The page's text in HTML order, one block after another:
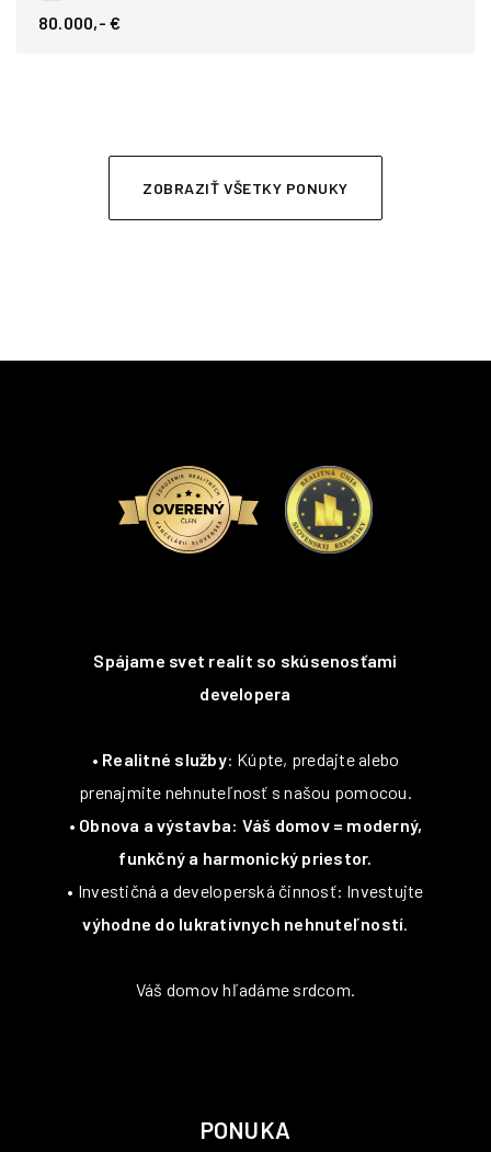
80.000,- €
ZOBRAZIŤ VŠETKY PONUKY
Spájame svet realít so skúsenosťami
developera
• Realitné služby: Kúpte, predajte alebo
prenajmite nehnuteľnosť s našou pomocou.
• Obnova a výstavba: Váš domov = moderný,
funkčný a harmonický priestor.
• Investičná a developerská činnosť: Investujte
výhodne do lukratívnych nehnuteľností.
Váš domov hľadáme srdcom.
PONUKA